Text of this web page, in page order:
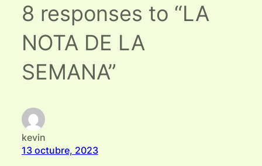
8 responses to “LA
NOTA DE LA
SEMANA”
kevin
13 octubre, 2023